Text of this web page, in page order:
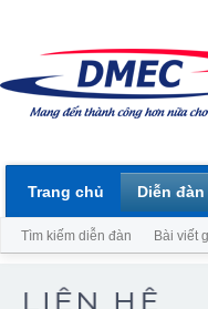
Trang chủ Diễn đàn
Tìm kiếm diễn đàn Bài viết